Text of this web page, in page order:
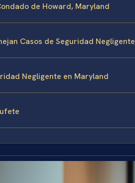
de Howard, Maryland
Casos de Seguridad Negligente
Negligente en Maryland